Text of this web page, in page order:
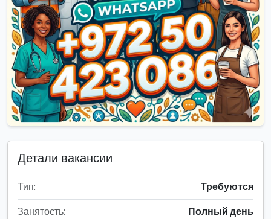
Детали вакансии
Тип:
Требуются
Занятость:
Полный день